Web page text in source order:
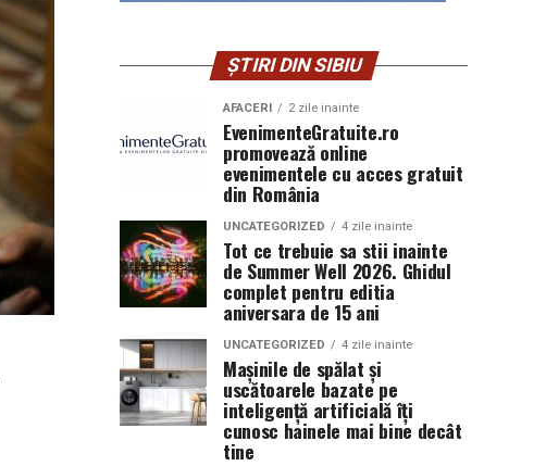
ȘTIRI DIN SIBIU
AFACERI 2 zile inainte
EvenimenteGratuite.ro
promovează online
evenimentele cu acces gratuit
din România
UNCATEGORIZED 4 zile inainte
Tot ce trebuie sa stii inainte
de Summer Well 2026. Ghidul
complet pentru editia
aniversara de 15 ani
UNCATEGORIZED 4 zile inainte
Mașinile de spălat și
uscătoarele bazate pe
inteligență artificială îți
cunosc hainele mai bine decât
tine